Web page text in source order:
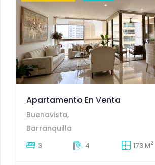
Apartamento En Venta
Buenavista,
Barranquilla
3 4 173 M2